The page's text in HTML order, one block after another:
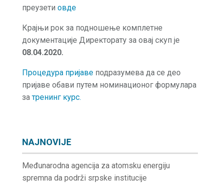
преузети овде
Крајњи рок за подношење комплетне
документације Директорату за овај скуп је
08.04.2020.
Процедура пријавеподразумева да се део
пријаве обави путем номинационог формулара
затренинг курс.
NAJNOVIJE
Međunarodna agencija za atomsku energiju
spremna da podrži srpske institucije